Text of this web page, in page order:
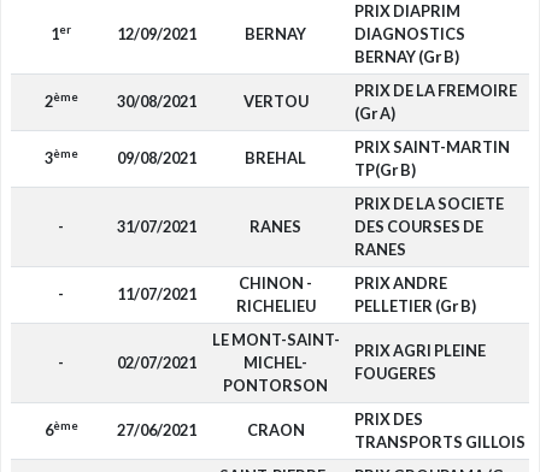
1er 12/09/2021 BERNAY
PRIX DIAPRIM
DIAGNOSTICS
BERNAY (Gr B)
2ème 30/08/2021 VERTOU
PRIX DE LA FREMOIRE
(Gr A)
3ème 09/08/2021 BREHAL
PRIX SAINT-MARTIN
TP(Gr B)
- 31/07/2021 RANES
PRIX DE LA SOCIETE
DES COURSES DE
RANES
- 11/07/2021
CHINON -
RICHELIEU
PRIX ANDRE
PELLETIER (Gr B)
- 02/07/2021
LE MONT-SAINT-
MICHEL-
PONTORSON
PRIX AGRI PLEINE
FOUGERES
6ème 27/06/2021 CRAON
PRIX DES
TRANSPORTS GILLOIS